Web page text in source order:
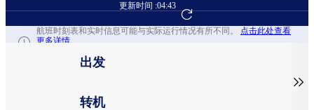
更新时间 :04:43
前往航班预订
航班时刻表和实时信息可能与实际运行情况有所不同。 点击此处查看
更多详情。
出发
转机
